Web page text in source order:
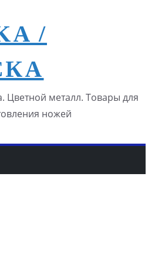
/
Цветной металл. Товары для
ножей